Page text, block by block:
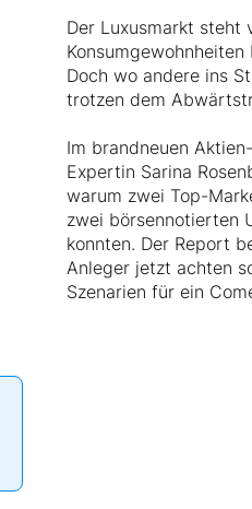
Der Luxusmarkt steht
Doch wo andere ins
trotzen dem
Im brandneuen
Expertin Sarina
warum zwei Top-
zwei börsennotierten
konnten. Der Report
Anleger jetzt achten
Szenarien für ein